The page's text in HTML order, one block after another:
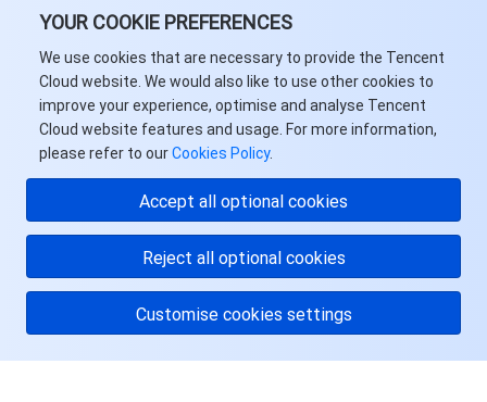
YOUR COOKIE PREFERENCES
We use cookies that are necessary to provide the Tencent
Cloud website. We would also like to use other cookies to
improve your experience, optimise and analyse Tencent
Cloud website features and usage. For more information,
please refer to ourCookies Policy.
Accept all optional cookies
Reject all optional cookies
Customise cookies settings